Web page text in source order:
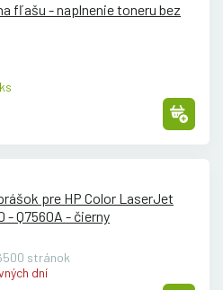
fľašu - naplnenie toneru bez
pre HP Color LaserJet
- Q7560A - čierny
stránok
dní